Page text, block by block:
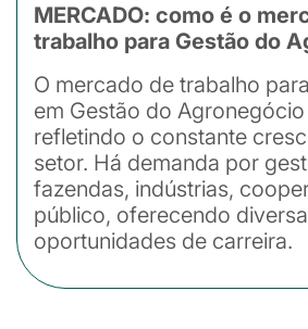
MERCADO: como é o
trabalho para Gestão do
O mercado de trabalho
em Gestão do
refletindo o constante
setor. Há demanda por
fazendas, indústrias,
público, oferecendo
oportunidades de carreira.